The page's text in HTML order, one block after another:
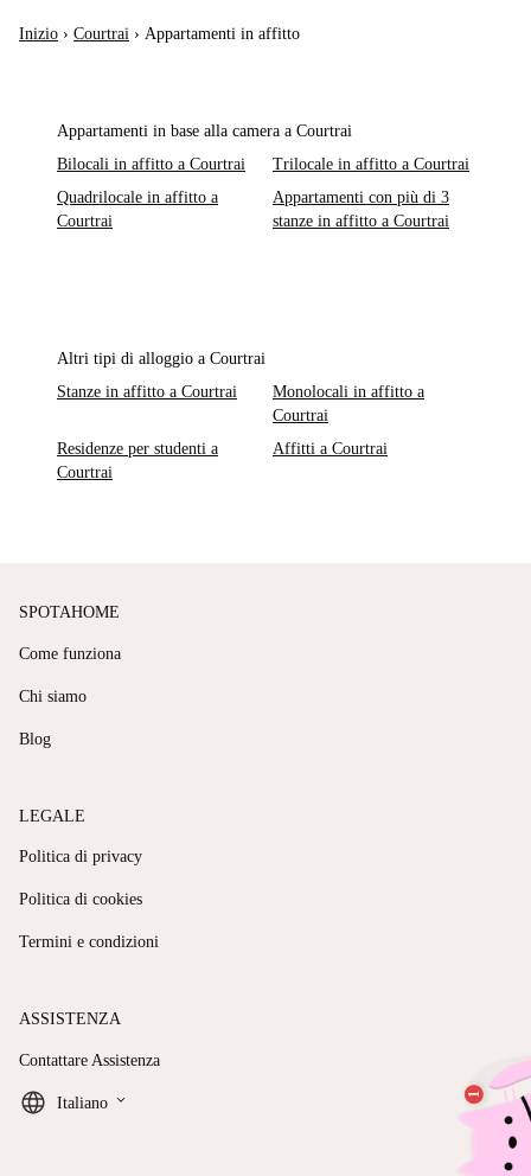
Inizio › Courtrai › Appartamenti in affitto
Appartamenti in base alla camera a Courtrai
Bilocali in affitto a Courtrai
Trilocale in affitto a Courtrai
Quadrilocale in affitto a
Courtrai
Appartamenti con più di 3
stanze in affitto a Courtrai
Altri tipi di alloggio a Courtrai
Stanze in affitto a Courtrai
Monolocali in affitto a
Courtrai
Residenze per studenti a
Courtrai
Affitti a Courtrai
SPOTAHOME
Come funziona
Chi siamo
Blog
LEGALE
Politica di privacy
Politica di cookies
Termini e condizioni
ASSISTENZA
Contattare Assistenza
Italiano keyboard_arrow_down